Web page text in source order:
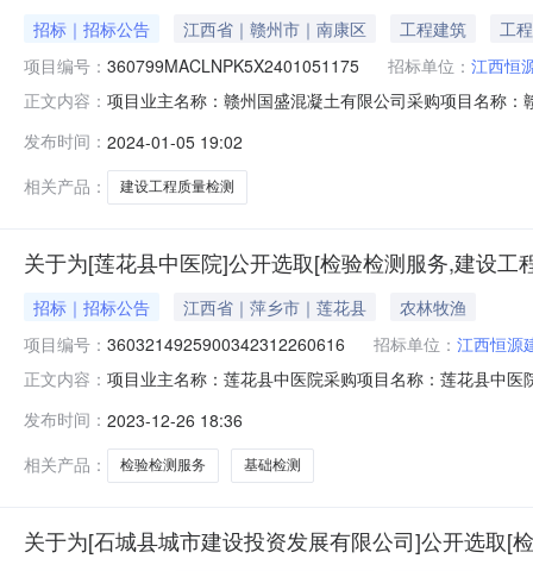
招标｜招标公告 江西省｜赣州市｜南康区 工程建筑
工程
项目编号： 360799MACLNPK5X2401051175 招标单位： 江西恒
正文内容： 项目业主名称：赣州国盛混凝土有限公司采购项目名称
件。投标报价方式：本工程采用固定费率及固定单价报
发布时间： 2024-01-05 19:02
相关产品：
建设工程质量检测
关于为[莲花县中医院]公开选取[检验检测服务,建设工
招标｜招标公告 江西省｜萍乡市｜莲花县
农林牧渔
项目编号： 3603214925900342312260616 招标单位： 江西恒源
正文内容： 项目业主名称：莲花县中医院采购项目名称：莲花县中
项目总用地面积35116.65平方米，计划投资金额
发布时间： 2023-12-26 18:36
相关产品：
检验检测服务 基础检测
关于为[石城县城市建设投资发展有限公司]公开选取[